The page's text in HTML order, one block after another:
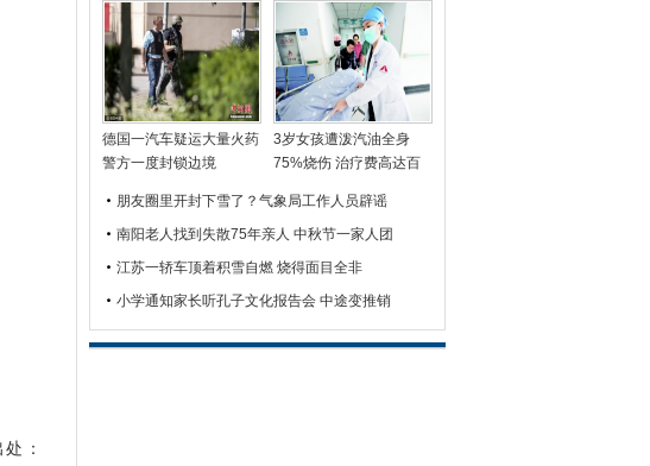
：
德国一汽车疑运大量火药
警方一度封锁边境
3岁女孩遭泼汽油全身
75%烧伤 治疗费高达百
朋友圈里开封下雪了？气象局工作人员辟谣
南阳老人找到失散75年亲人 中秋节一家人团
江苏一轿车顶着积雪自燃 烧得面目全非
小学通知家长听孔子文化报告会 中途变推销